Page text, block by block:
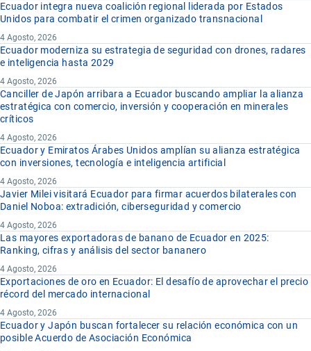
Ecuador integra nueva coalición regional liderada por Estados
Unidos para combatir el crimen organizado transnacional
4 Agosto, 2026
Ecuador moderniza su estrategia de seguridad con drones, radares
e inteligencia hasta 2029
4 Agosto, 2026
Canciller de Japón arribara a Ecuador buscando ampliar la alianza
estratégica con comercio, inversión y cooperación en minerales
críticos
4 Agosto, 2026
Ecuador y Emiratos Árabes Unidos amplían su alianza estratégica
con inversiones, tecnología e inteligencia artificial
4 Agosto, 2026
Javier Milei visitará Ecuador para firmar acuerdos bilaterales con
Daniel Noboa: extradición, ciberseguridad y comercio
4 Agosto, 2026
Las mayores exportadoras de banano de Ecuador en 2025:
Ranking, cifras y análisis del sector bananero
4 Agosto, 2026
Exportaciones de oro en Ecuador: El desafío de aprovechar el precio
récord del mercado internacional
4 Agosto, 2026
Ecuador y Japón buscan fortalecer su relación económica con un
posible Acuerdo de Asociación Económica